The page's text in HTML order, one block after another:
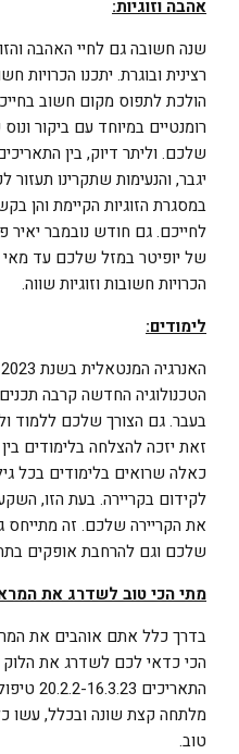
אהבה וזוגיות:
שנה חשובה גם לחיי האהבה
רצינית ובוגרת. יתכנו הכרויות
הולכת לתפוס מקום חשוב
רומנטיים במיוחד עם ביקור
יגבר, והנעימות שתקרינו תעזור
במסגרת הזוגיות הקיימת והן
לחייכם. גם חודש נובמבר יאיר
הכרויות חשובות וזוגיות שווה.
לימודים:
הטכנולוגיה החדשה קרבה
בעבר. גם הצורך שלכם ללמוד
זאת יזכה להצלחה בלימודים
כאלה שרואים בלימודים בכל
לקידום בקריירה. בעת הזו,
את הקריירה שלכם. זה מתייחס
שלכם וגם להרחבת אופקים
מתי הכי טוב לשדרג את
בדרך כלל אתם אוהבים את
הכי כדאי לכם לשדרג את הלוק
מלתחה קצת שונה ובכלל, עשו
טוב.